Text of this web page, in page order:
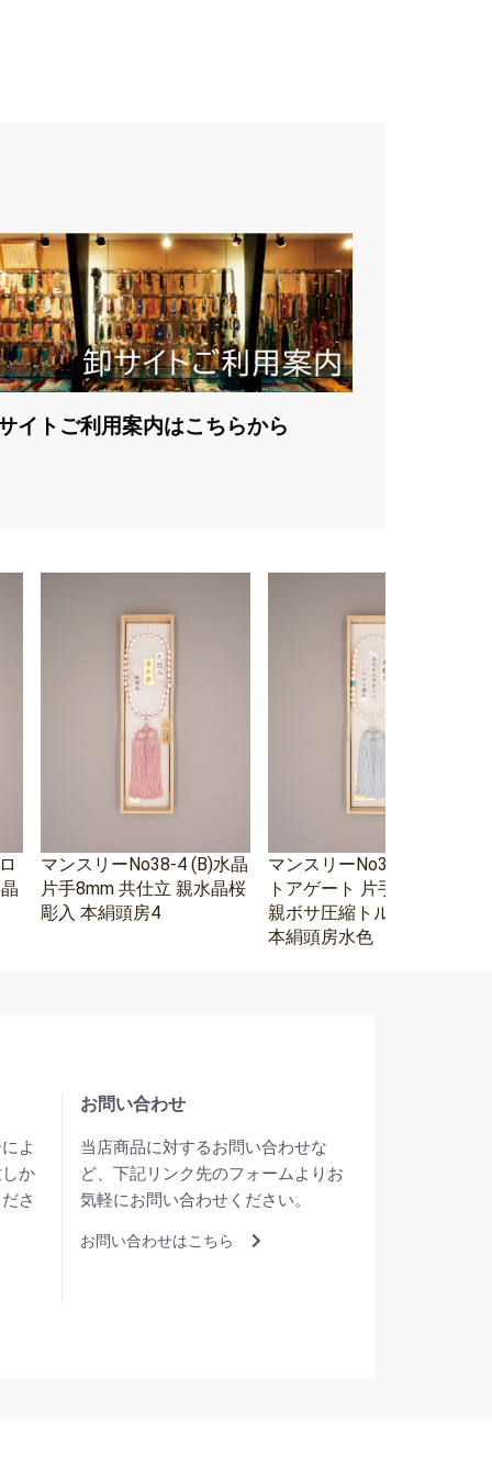
イトご利用案内はこちらから
マンスリーNo38-4 (B)水晶
片手8mm 共仕立 親水晶桜
彫入 本絹頭房4
マンスリーNo38-3 ホワイ
トアゲート 片手8mm 水晶
親ボサ圧縮トルコ石二天
本絹頭房水色
よ
か
さ
お問い合わせ
当店商品に対するお問い合わせな
ど、下記リンク先のフォームよりお
気軽にお問い合わせください。
お問い合わせはこちら